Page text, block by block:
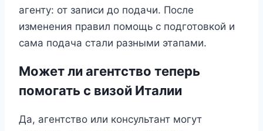
агенту: от записи до подачи. После
изменения правил помощь с подготовкой и
сама подача стали разными этапами.
Может ли агентство теперь
помогать с визой Италии
Да, агентство или консультант могут